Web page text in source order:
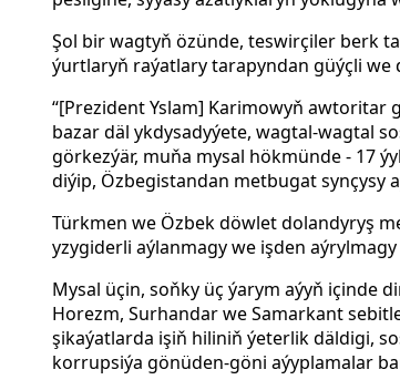
Şol bir wagtyň özünde, teswirçiler berk
ýurtlaryň raýatlary tarapyndan güýçli
“[Prezident Yslam] Karimowyň
bazar däl ykdysadyýete, wagtal-wagtal
görkezýär, muňa mysal hökmünde - 17
diýip, Özbegistandan metbugat synçysy
Türkmen we Özbek döwlet dolandyryş
yzygiderli aýlanmagy we işden aýrylmagy
Mysal üçin, soňky üç ýarym aýyň içinde
Horezm, Surhandar we Samarkant
şikaýatlarda işiň hiliniň ýeterlik däldigi,
korrupsiýa gönüden-göni aýyplamalar